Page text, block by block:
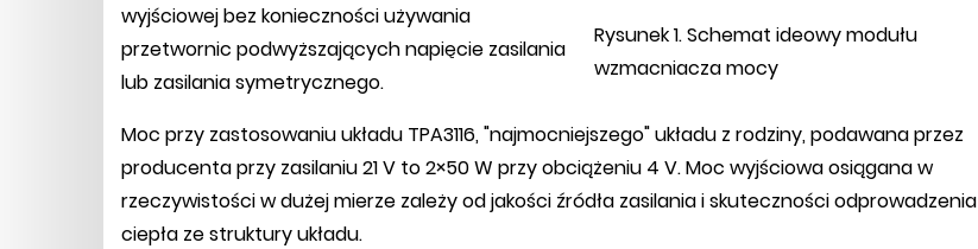
Rysunek 1. Schemat ideowy modułu
wzmacniacza mocy
wyjściowej bez konieczności używania
przetwornic podwyższających napięcie zasilania
lub zasilania symetrycznego.
Moc przy zastosowaniu układu TPA3116, "najmocniejszego" układu z rodziny, podawana przez
producenta przy zasilaniu 21 V to 2×50 W przy obciążeniu 4 V. Moc wyjściowa osiągana w
rzeczywistości w dużej mierze zależy od jakości źródła zasilania i skuteczności odprowadzenia
ciepła ze struktury układu.